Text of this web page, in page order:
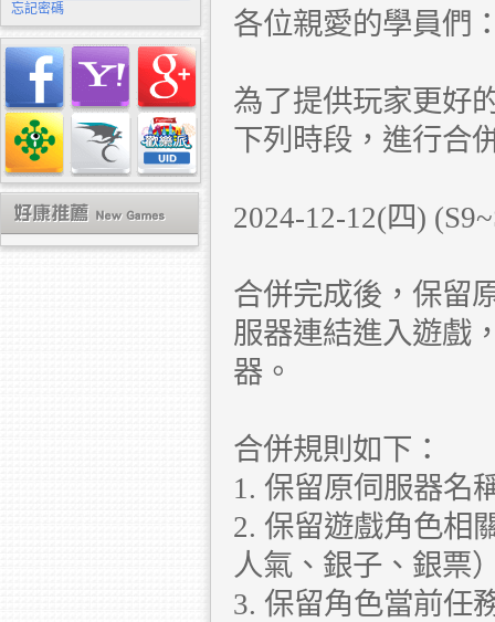
忘記密碼 各位親愛的學員們
為了提供玩家更好
下列時段，進行合
2024-12-12(四)
合併完成後，保留
服器連結進入遊戲
器。
合併規則如下：
1. 保留原伺服器名
2. 保留遊戲角色相
人氣、銀子、銀票
3. 保留角色當前任